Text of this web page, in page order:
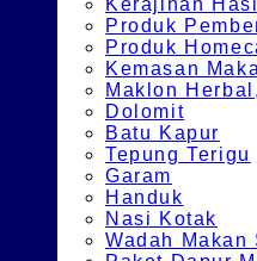
Kerajinan
Produk
Produk
Kemasan
Maklon
Dolomit
Batu Kapur
Tepung Terigu
Garam
Handuk
Nasi Kotak
Wadah Makan